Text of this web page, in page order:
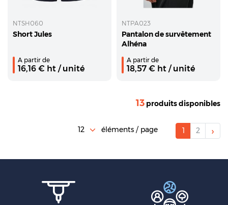
NTSH060
Short Jules
A partir de
16,16 € ht / unité
NTPA023
Pantalon de survêtement
Alhéna
A partir de
18,57 € ht / unité
13 produits disponibles
éléments / page 1 2 ›